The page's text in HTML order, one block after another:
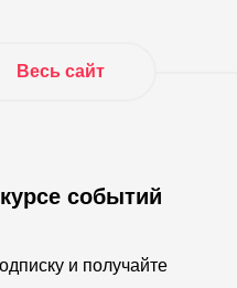
Весь сайт
событий
и получайте